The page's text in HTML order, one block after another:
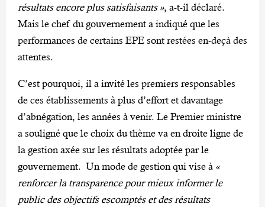
résultats encore plus satisfaisants », a-t-il déclaré.
Mais le chef du gouvernement a indiqué que les
performances de certains EPE sont restées en-deçà des
attentes.
C’est pourquoi, il a invité les premiers responsables
de ces établissements à plus d’effort et davantage
d’abnégation, les années à venir. Le Premier ministre
a souligné que le choix du thème va en droite ligne de
la gestion axée sur les résultats adoptée par le
gouvernement. Un mode de gestion qui vise à «
renforcer la transparence pour mieux informer le
public des objectifs escomptés et des résultats